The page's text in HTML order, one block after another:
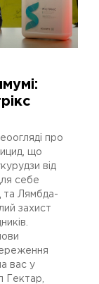
про
що
від
себе
та Лямбда-
захист
вас у
Гектар,